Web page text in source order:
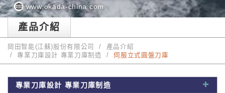
www.okada-china.com
產品介紹
岡田智能(江蘇)股份有限公司
產品介紹
專業刀庫設計 專業刀庫制造
伺服立式圓盤刀庫
專業刀庫設計 專業刀庫制造